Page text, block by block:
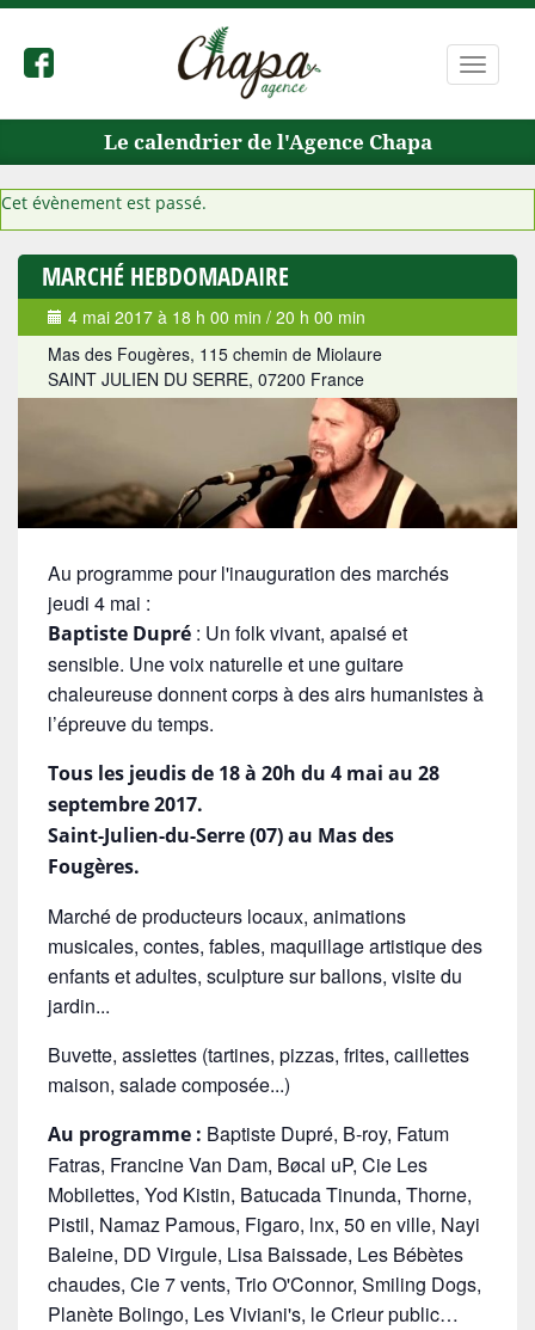
la
Le calendrier de l'Agence Chapa
Cet évènement est passé.
MARCHÉ HEBDOMADAIRE
4 mai 2017 à 18 h 00 min / 20 h 00 min
Mas des Fougères, 115 chemin de Miolaure
SAINT JULIEN DU SERRE, 07200 France
Au programme pour l'inauguration des marchés
jeudi 4 mai :
Baptiste Dupré : Un folk vivant, apaisé et
sensible. Une voix naturelle et une guitare
chaleureuse donnent corps à des airs humanistes à
l’épreuve du temps.
Tous les jeudis de 18 à 20h du 4 mai au 28
septembre 2017.
Saint-Julien-du-Serre (07) au Mas des
Fougères.
Marché de producteurs locaux, animations
musicales, contes, fables, maquillage artistique des
enfants et adultes, sculpture sur ballons, visite du
jardin...
Buvette, assiettes (tartines, pizzas, frites, caillettes
maison, salade composée...)
Au programme : Baptiste Dupré, B-roy, Fatum
Fatras, Francine Van Dam, Bøcal uP, Cie Les
Mobilettes, Yod Kistin, Batucada Tinunda, Thorne,
Pistil, Namaz Pamous, Figaro, lnx, 50 en ville, Nayi
Baleine, DD Virgule, Lisa Baissade, Les Bébètes
chaudes, Cie 7 vents, Trio O'Connor, Smiling Dogs,
Planète Bolingo, Les Viviani's, le Crieur public…